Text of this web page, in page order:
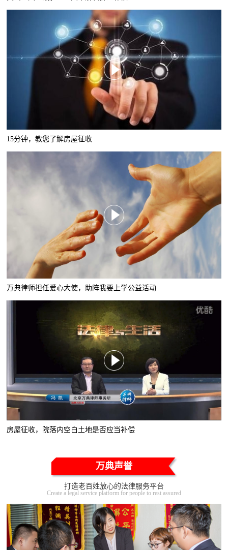
15分钟，教您了解房屋征收
万典律师担任爱心大使，助阵我要上学公益活动
房屋征收，院落内空白土地是否应当补偿
万典声誉
打造老百姓放心的法律服务平台
Create a legal service platform for people to rest assured